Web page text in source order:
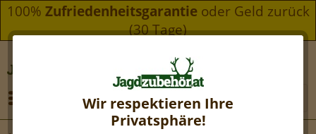
100% Zufriedenheitsgarantie oder Geld zurück
(30 Tage)
Wir respektieren Ihre
Privatsphäre!